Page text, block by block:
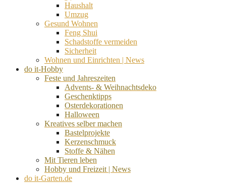
Haushalt
Umzug
Gesund Wohnen
Feng Shui
Schadstoffe vermeiden
Sicherheit
Wohnen und Einrichten | News
do it-Hobby
Feste und Jahreszeiten
Advents- & Weihnachtsdeko
Geschenktipps
Osterdekorationen
Halloween
Kreatives selber machen
Bastelprojekte
Kerzenschmuck
Stoffe & Nähen
Mit Tieren leben
Hobby und Freizeit | News
do it-Garten.de